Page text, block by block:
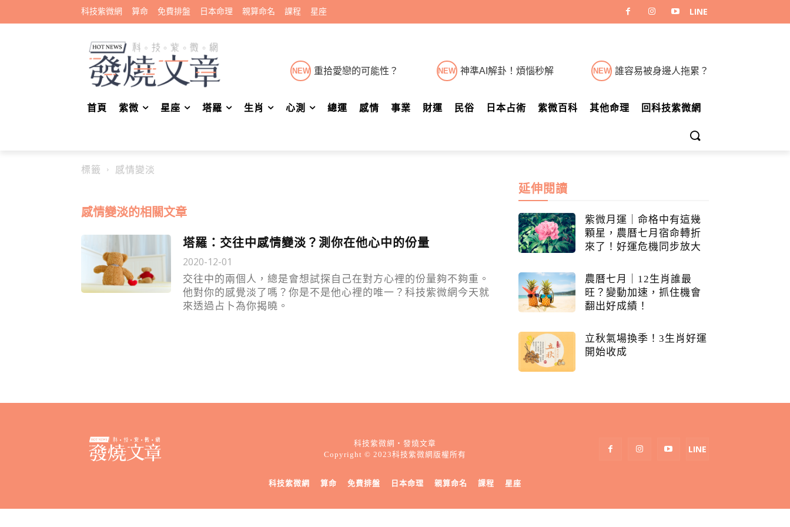
科技紫微網 算命 免費排盤 日本命理 親算命名 課程 星座
NEW 重拾愛戀的可能性？ NEW 神準AI解卦！煩惱秒解 NEW 誰容易被身邊人拖累？
首頁 紫微 星座 塔羅 生肖 心測 總運 感情 事業 財運 民俗 日本占術 紫微百科 其他命理 回科技紫微網
標籤 感情變淡
感情變淡的相關文章
塔羅：交往中感情變淡？測你在他心中的份量
2020-12-01
交往中的兩個人，總是會想試探自己在對方心裡的份量夠不夠重。
他對你的感覺淡了嗎？你是不是他心裡的唯一？科技紫微網今天就
來透過占卜為你揭曉。
延伸閱讀
紫微月運｜命格中有這幾
顆星，農曆七月宿命轉折
來了！好運危機同步放大
農曆七月｜12生肖誰最
旺？變動加速，抓住機會
翻出好成績！
立秋氣場換季！3生肖好運
開始收成
科技紫微網・發燒文章
Copyright © 2023科技紫微網版權所有
科技紫微網 算命 免費排盤 日本命理 親算命名 課程 星座